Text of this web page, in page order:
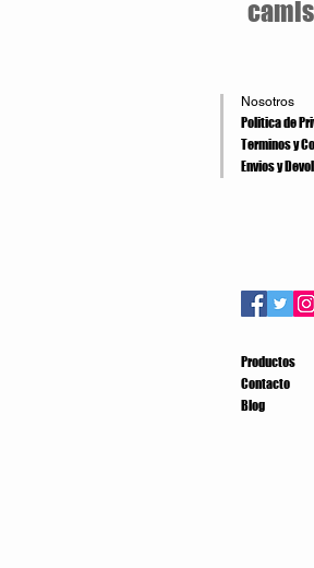
Nosotros
Politica de
Terminos y
Envios y
Productos
Contacto
Blog